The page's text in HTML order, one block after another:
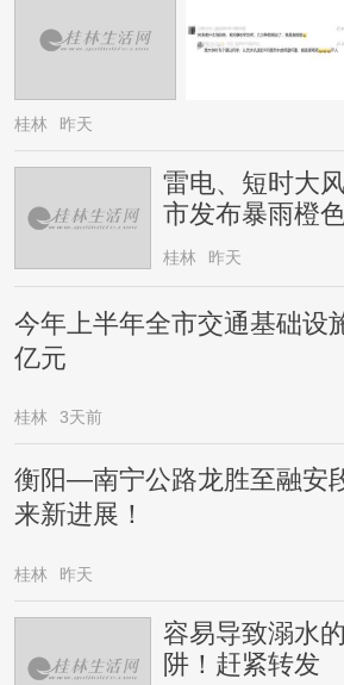
桂林 昨天
雷电、短时大
市发布暴雨橙
桂林 昨天
今年上半年全市交通基础设
亿元
桂林 3天前
衡阳—南宁公路龙胜至融安
来新进展！
桂林 昨天
容易导致溺水
阱！赶紧转发